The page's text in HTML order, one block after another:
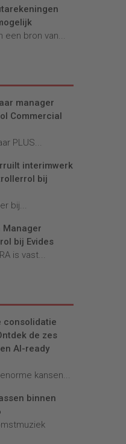
een bron van...
manager
Commercial
PLUS...
interimwerk
bij
bij...
Manager
bij Evides
is vast...
consolidatie
de zes
AI-ready
kansen...
binnen